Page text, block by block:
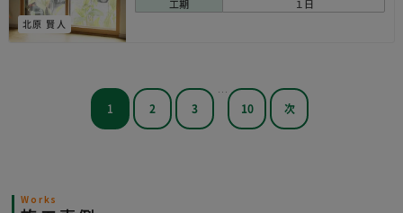
北原 賢人
工期 １日
1 2 3
…
10 次
Works